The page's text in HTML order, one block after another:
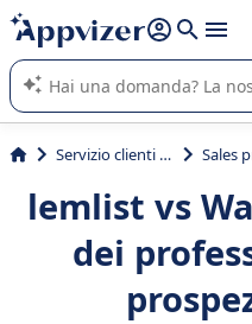
righe con
shift + enter
L'IA di Appvizer vi guida
software SaaS per la vostra
Servizio clienti e vendite
lemlist vs
dei